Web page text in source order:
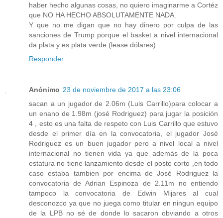
haber hecho algunas cosas, no quiero imaginarme a Cortéz
que NO HA HECHO ABSOLUTAMENTE NADA.
Y que no me digan que no hay dinero por culpa de las
sanciones de Trump porque el basket a nivel internacional
da plata y es plata verde (lease dólares).
Responder
Anónimo 23 de noviembre de 2017 a las 23:06
sacan a un jugador de 2.06m (Luis Carrillo)para colocar a
un enano de 1.98m (josé Rodriguez) para jugar la posición
4 , esto es una falta de respeto con Luis Carrillo que estuvo
desde el primer día en la convocatoria, el jugador José
Rodriguez es un buen jugador pero a nivel local a nivel
internacional no tienen vida ya que además de la poca
estatura no tiene lanzamiento desde el poste corto ,en todo
caso estaba tambien por encima de José Rodriguez la
convocatoria de Adrian Espinoza de 2.11m no entiendo
tampoco la convocatoria de Edwin Mijares al cual
desconozco ya que no juega como titular en ningun equipo
de la LPB no sé de donde lo sacaron obviando a otros